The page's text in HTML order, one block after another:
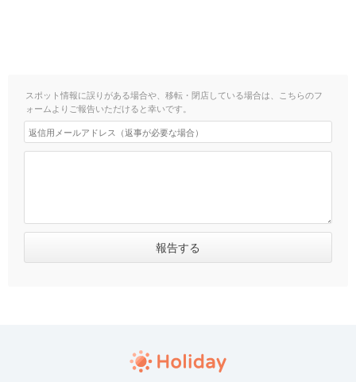
スポット情報に誤りがある場合や、移転・閉店している場合は、こちらのフ
ォームよりご報告いただけると幸いです。